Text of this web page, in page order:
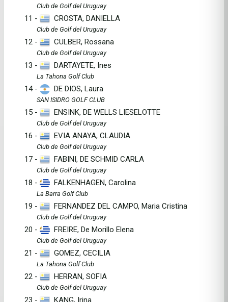
Club de Golf del Uruguay
11 - CROSTA, DANIELLA
Club de Golf del Uruguay
12 - CULBER, Rossana
Club de Golf del Uruguay
13 - DARTAYETE, Ines
La Tahona Golf Club
14 - DE DIOS, Laura
SAN ISIDRO GOLF CLUB
15 - ENSINK, DE WELLS LIESELOTTE
Club de Golf del Uruguay
16 - EVIA ANAYA, CLAUDIA
Club de Golf del Uruguay
17 - FABINI, DE SCHMID CARLA
Club de Golf del Uruguay
18 - FALKENHAGEN, Carolina
La Barra Golf Club
19 - FERNANDEZ DEL CAMPO, Maria Cristina
Club de Golf del Uruguay
20 - FREIRE, De Morillo Elena
Club de Golf del Uruguay
21 - GOMEZ, CECILIA
La Tahona Golf Club
22 - HERRAN, SOFIA
Club de Golf del Uruguay
23 - KANG, Irina